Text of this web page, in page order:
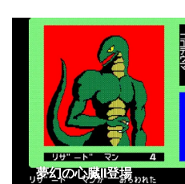
夢幻の心臓II登場